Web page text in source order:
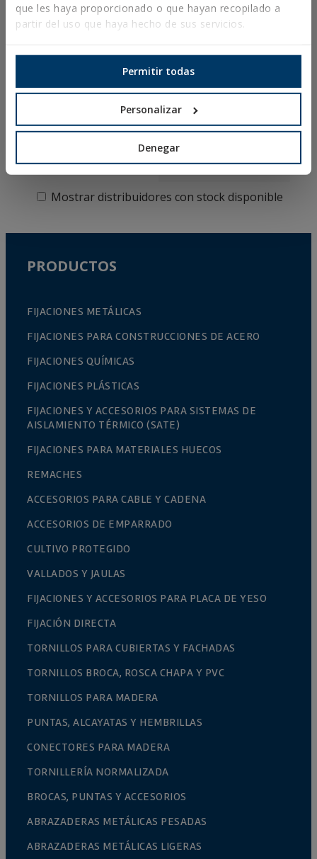
que les haya proporcionado o que hayan recopilado a
partir del uso que haya hecho de sus servicios.
Permitir todas
Personalizar
Denegar
FP-CG 12
CLAVOS
PARA
PISTOLA
FP12 A
PÓLVORA
COMPRAR ONLINE
TIENDA
Mostrar distribuidores con stock disponible
PRODUCTOS
FIJACIONES METÁLICAS
FIJACIONES PARA CONSTRUCCIONES DE ACERO
FIJACIONES QUÍMICAS
FIJACIONES PLÁSTICAS
FIJACIONES Y ACCESORIOS PARA SISTEMAS DE
AISLAMIENTO TÉRMICO (SATE)
FIJACIONES PARA MATERIALES HUECOS
REMACHES
ACCESORIOS PARA CABLE Y CADENA
ACCESORIOS DE EMPARRADO
CULTIVO PROTEGIDO
VALLADOS Y JAULAS
FIJACIONES Y ACCESORIOS PARA PLACA DE YESO
FIJACIÓN DIRECTA
TORNILLOS PARA CUBIERTAS Y FACHADAS
TORNILLOS BROCA, ROSCA CHAPA Y PVC
TORNILLOS PARA MADERA
PUNTAS, ALCAYATAS Y HEMBRILLAS
CONECTORES PARA MADERA
TORNILLERÍA NORMALIZADA
BROCAS, PUNTAS Y ACCESORIOS
ABRAZADERAS METÁLICAS PESADAS
ABRAZADERAS METÁLICAS LIGERAS